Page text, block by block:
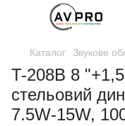
Каталог Звукове
T-208B 8
стельовий
7.5W-15W,